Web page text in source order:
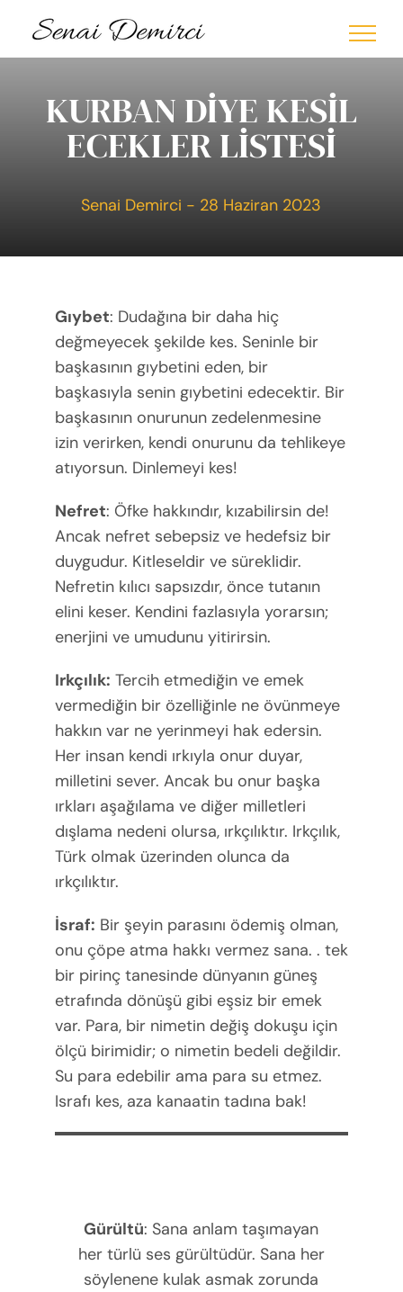
content
KURBAN DİYE KESİL
ECEKLER LİSTESİ
Senai Demirci - 28 Haziran 2023
Gıybet: Dudağına bir daha hiç
değmeyecek şekilde kes. Seninle bir
başkasının gıybetini eden, bir
başkasıyla senin gıybetini edecektir. Bir
başkasının onurunun zedelenmesine
izin verirken, kendi onurunu da tehlikeye
atıyorsun. Dinlemeyi kes!
Nefret: Öfke hakkındır, kızabilirsin de!
Ancak nefret sebepsiz ve hedefsiz bir
duygudur. Kitleseldir ve süreklidir.
Nefretin kılıcı sapsızdır, önce tutanın
elini keser. Kendini fazlasıyla yorarsın;
enerjini ve umudunu yitirirsin.
Irkçılık: Tercih etmediğin ve emek
vermediğin bir özelliğinle ne övünmeye
hakkın var ne yerinmeyi hak edersin.
Her insan kendi ırkıyla onur duyar,
milletini sever. Ancak bu onur başka
ırkları aşağılama ve diğer milletleri
dışlama nedeni olursa, ırkçılıktır. Irkçılık,
Türk olmak üzerinden olunca da
ırkçılıktır.
İsraf: Bir şeyin parasını ödemiş olman,
onu çöpe atma hakkı vermez sana. . tek
bir pirinç tanesinde dünyanın güneş
etrafında dönüşü gibi eşsiz bir emek
var. Para, bir nimetin değiş dokuşu için
ölçü birimidir; o nimetin bedeli değildir.
Su para edebilir ama para su etmez.
Israfı kes, aza kanaatin tadına bak!
Gürültü: Sana anlam taşımayan
her türlü ses gürültüdür. Sana her
söylenene kulak asmak zorunda